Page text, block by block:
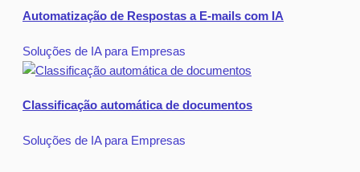
Automatização de Respostas a E-mails com IA
Soluções de IA para Empresas
Classificação automática de documentos
Soluções de IA para Empresas